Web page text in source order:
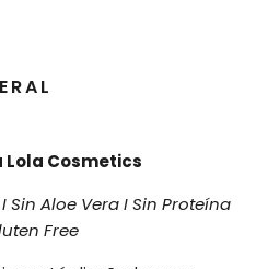
Cosmetics
Aloe Vera I Sin Proteína
Free